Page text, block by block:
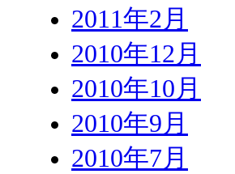
2011年2月
2010年12月
2010年10月
2010年9月
2010年7月